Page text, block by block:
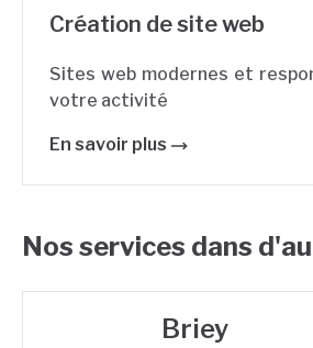
Création de site web
Sites web modernes et
votre activité
En savoir plus
Nos services dans
Briey